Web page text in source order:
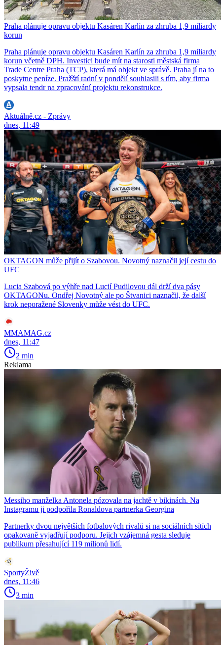
Praha plánuje opravu objektu Kasáren Karlín za zhruba 1,9 miliardy
korun
Praha plánuje opravu objektu Kasáren Karlín za zhruba 1,9 miliardy
korun včetně DPH. Investici bude mít na starosti městská firma
Trade Centre Praha (TCP), která má objekt ve správě. Praha jí na to
poskytne peníze. Pražští radní v pondělí souhlasili s tím, aby firma
vypsala tendr na zpracování projektu rekonstrukce.
Aktuálně.cz - Zprávy
dnes, 11:49
OKTAGON může přijít o Szabovou. Novotný naznačil její cestu do
UFC
Lucia Szabová po výhře nad Lucií Pudilovou dál drží dva pásy
OKTAGONu. Ondřej Novotný ale po Štvanici naznačil, že další
krok neporažené Slovenky může vést do UFC.
MMAMAG.cz
dnes, 11:47
2 min
Reklama
Messiho manželka Antonela pózovala na jachtě v bikinách. Na
Instagramu ji podpořila Ronaldova partnerka Georgina
Partnerky dvou největších fotbalových rivalů si na sociálních sítích
opakovaně vyjadřují podporu. Jejich vzájemná gesta sleduje
publikum přesahující 119 milionů lidí.
SportyŽivě
dnes, 11:46
3 min